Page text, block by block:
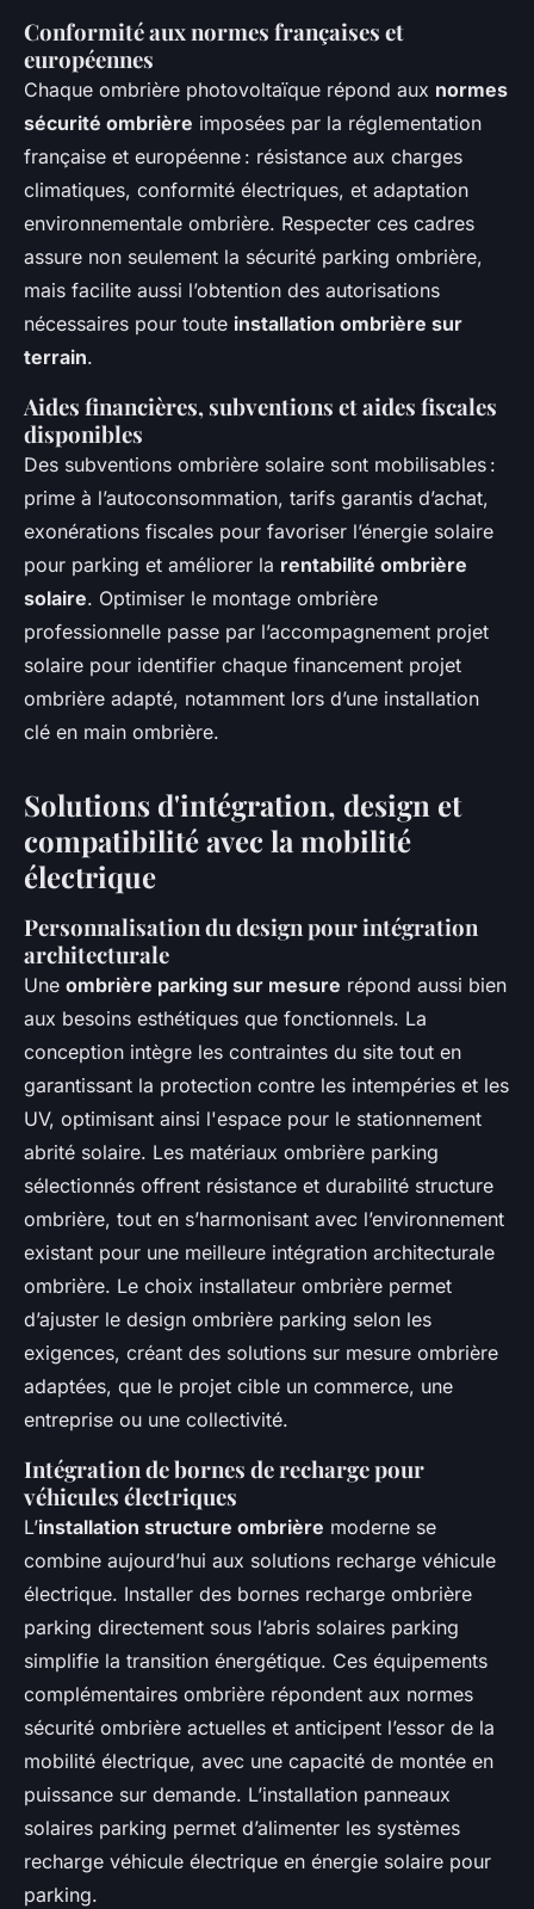
Conformité aux normes françaises et
européennes
Chaque ombrière photovoltaïque répond aux normes
sécurité ombrière imposées par la réglementation
française et européenne : résistance aux charges
climatiques, conformité électriques, et adaptation
environnementale ombrière. Respecter ces cadres
assure non seulement la sécurité parking ombrière,
mais facilite aussi l’obtention des autorisations
nécessaires pour toute installation ombrière sur
terrain.
Aides financières, subventions et aides fiscales
disponibles
Des subventions ombrière solaire sont mobilisables :
prime à l’autoconsommation, tarifs garantis d’achat,
exonérations fiscales pour favoriser l’énergie solaire
pour parking et améliorer la rentabilité ombrière
solaire. Optimiser le montage ombrière
professionnelle passe par l’accompagnement projet
solaire pour identifier chaque financement projet
ombrière adapté, notamment lors d’une installation
clé en main ombrière.
Solutions d'intégration, design et
compatibilité avec la mobilité
électrique
Personnalisation du design pour intégration
architecturale
Une ombrière parking sur mesure répond aussi bien
aux besoins esthétiques que fonctionnels. La
conception intègre les contraintes du site tout en
garantissant la protection contre les intempéries et les
UV, optimisant ainsi l'espace pour le stationnement
abrité solaire. Les matériaux ombrière parking
sélectionnés offrent résistance et durabilité structure
ombrière, tout en s’harmonisant avec l’environnement
existant pour une meilleure intégration architecturale
ombrière. Le choix installateur ombrière permet
d’ajuster le design ombrière parking selon les
exigences, créant des solutions sur mesure ombrière
adaptées, que le projet cible un commerce, une
entreprise ou une collectivité.
Intégration de bornes de recharge pour
véhicules électriques
L’installation structure ombrière moderne se
combine aujourd’hui aux solutions recharge véhicule
électrique. Installer des bornes recharge ombrière
parking directement sous l’abris solaires parking
simplifie la transition énergétique. Ces équipements
complémentaires ombrière répondent aux normes
sécurité ombrière actuelles et anticipent l’essor de la
mobilité électrique, avec une capacité de montée en
puissance sur demande. L’installation panneaux
solaires parking permet d’alimenter les systèmes
recharge véhicule électrique en énergie solaire pour
parking.